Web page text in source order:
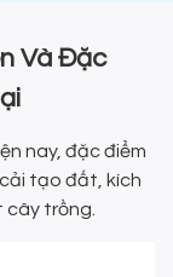
Và Đặc
nay, đặc điểm
tạo đất, kích
trồng.